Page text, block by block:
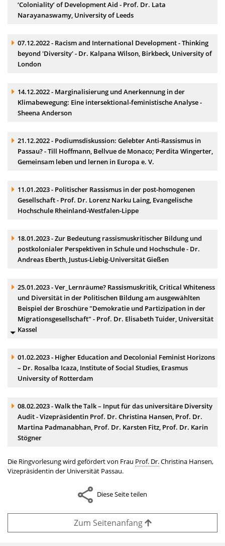
‘Coloniality’ of Development Aid - Prof. Dr. Lata
Narayanaswamy, University of Leeds
Akkordeonelement:
07.12.2022 - Racism and International Development - Thinking
beyond 'Diversity' - Dr. Kalpana Wilson, Birkbeck, University of
London
Akkordeonelement:
14.12.2022 - Marginalisierung und Anerkennung in der
Klimabewegung: Eine intersektional-feministische Analyse -
Sheena Anderson
Akkordeonelement:
21.12.2022 - Podiumsdiskussion: Gelebter Anti-Rassismus in
Passau? - Till Hoffmann, Bellvue de Monaco; Perdita Wingerter,
Gemeinsam leben und lernen in Europa e. V.
Akkordeonelement:
11.01.2023 - Politischer Rassismus in der post-homogenen
Gesellschaft - Prof. Dr. Lorenz Narku Laing, Evangelische
Hochschule Rheinland-Westfalen-Lippe
Akkordeonelement:
18.01.2023 - Zur Bedeutung rassismuskritischer Bildung und
postkolonialer Perspektiven in Schule und Hochschule - Dr.
Andreas Eberth, Justus-Liebig-Universität Gießen
Akkordeonelement:
25.01.2023 - Ver_Lernräume? Rassismuskritik, Critical Whiteness
und Diversität in der Politischen Bildung am ausgewählten
Beispiel der Broschüre "Demokratie und Partizipation in der
Migrationsgesellschaft" - Prof. Dr. Elisabeth Tuider, Universität
Kassel
Akkordeonelement:
01.02.2023 - Higher Education and Decolonial Feminist Horizons
– Dr. Rosalba Icaza, Institute of Social Studies, Erasmus
University of Rotterdam
Akkordeonelement:
08.02.2023 - Walk the Talk – Input für das universitäre Diversity
Audit - Vizepräsidentin Prof. Dr. Christina Hansen, Prof. Dr.
Martina Padmanabhan, Prof. Dr. Karsten Fitz, Prof. Dr. Karin
Stögner
Die Ringvorlesung wird gefördert von Frau Prof. Dr.Christina Hansen,
Vizepräsidentin der Universität Passau.
Diese Seite teilen
Zum Seitenanfang